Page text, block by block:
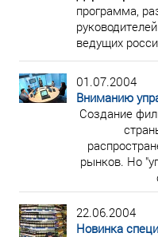
программа,
ведущих
01.07.2004
Вниманию
Cоздание
рынков. Но
22.06.2004
Новинка